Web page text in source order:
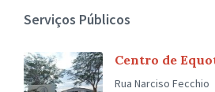
Serviços Públicos
Centro de
Rua Narciso Fecchio